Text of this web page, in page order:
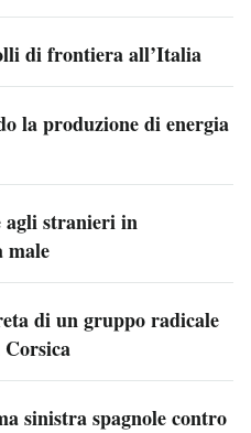
di frontiera all’Italia
la produzione di energia
agli stranieri in
male
di un gruppo radicale
sinistra spagnole contro